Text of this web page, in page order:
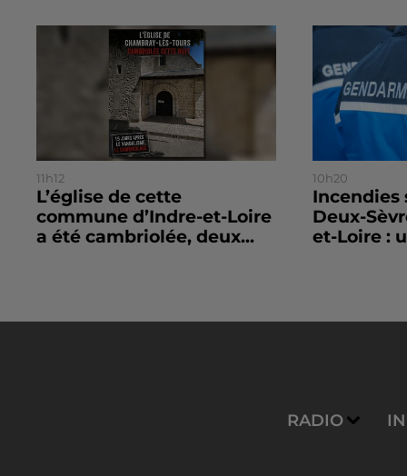
11h12
L’église de cette
commune d’Indre-et-Loire
a été cambriolée, deux...
10h20
Incendies
Deux-
et-Loire :
RADIO